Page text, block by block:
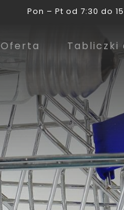
Pon – Pt od 7:30 do
Oferta Tabliczki